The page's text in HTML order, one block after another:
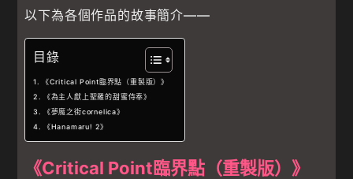
以下為各個作品的故事簡介——
目錄
《Critical Point臨界點（重製版）》
《為主人獻上聖羅的甜蜜侍奉》
《夢魔之街cornelica》
《Hanamaru! 2》
《Critical Point臨界點（重製版）》